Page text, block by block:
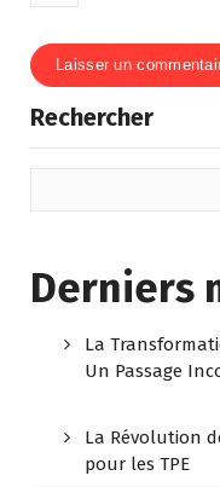
Rechercher
Derniers
La
Un Passage
La Révolution
pour les TPE